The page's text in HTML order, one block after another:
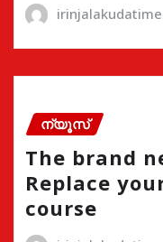
ന്യൂസ്
The brand
Replace
course